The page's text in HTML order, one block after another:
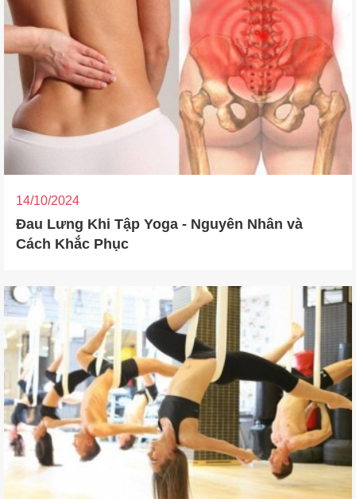
14/10/2024
Đau Lưng Khi Tập Yoga - Nguyên Nhân và
Cách Khắc Phục